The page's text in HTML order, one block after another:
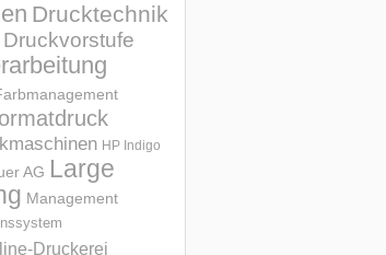
Drucktechnik
Druckvorstufe
HP Indigo
AG Large
Management
Druckerei